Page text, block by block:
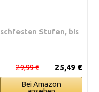
Stufen, bis
25,49 €
29,99 €
Bei Amazon